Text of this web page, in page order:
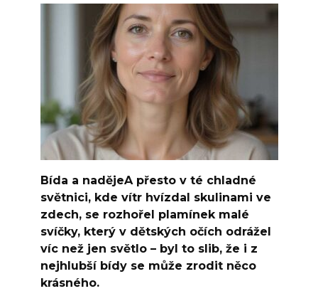
Bída a nadějeA přesto v té chladné
světnici, kde vítr hvízdal skulinami ve
zdech, se rozhořel plamínek malé
svíčky, který v dětských očích odrážel
víc než jen světlo – byl to slib, že i z
nejhlubší bídy se může zrodit něco
krásného.